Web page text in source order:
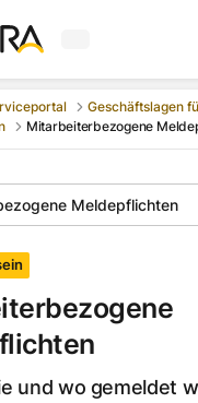
Aktuelles Wetter
Geschäftslagen
Mitarbeiterbezogene
Meldepflichten
und wo gemeldet